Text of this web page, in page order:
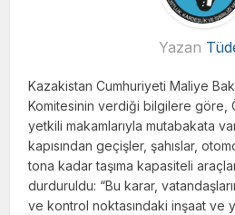
Yazan
Kazakistan Cumhuriyeti Maliye
Komitesinin verdiği bilgilere göre,
yetkili makamlarıyla mutabakata
kapısından geçişler, şahıslar,
tona kadar taşıma kapasiteli
durduruldu: “Bu karar,
ve kontrol noktasındaki inşaat ve